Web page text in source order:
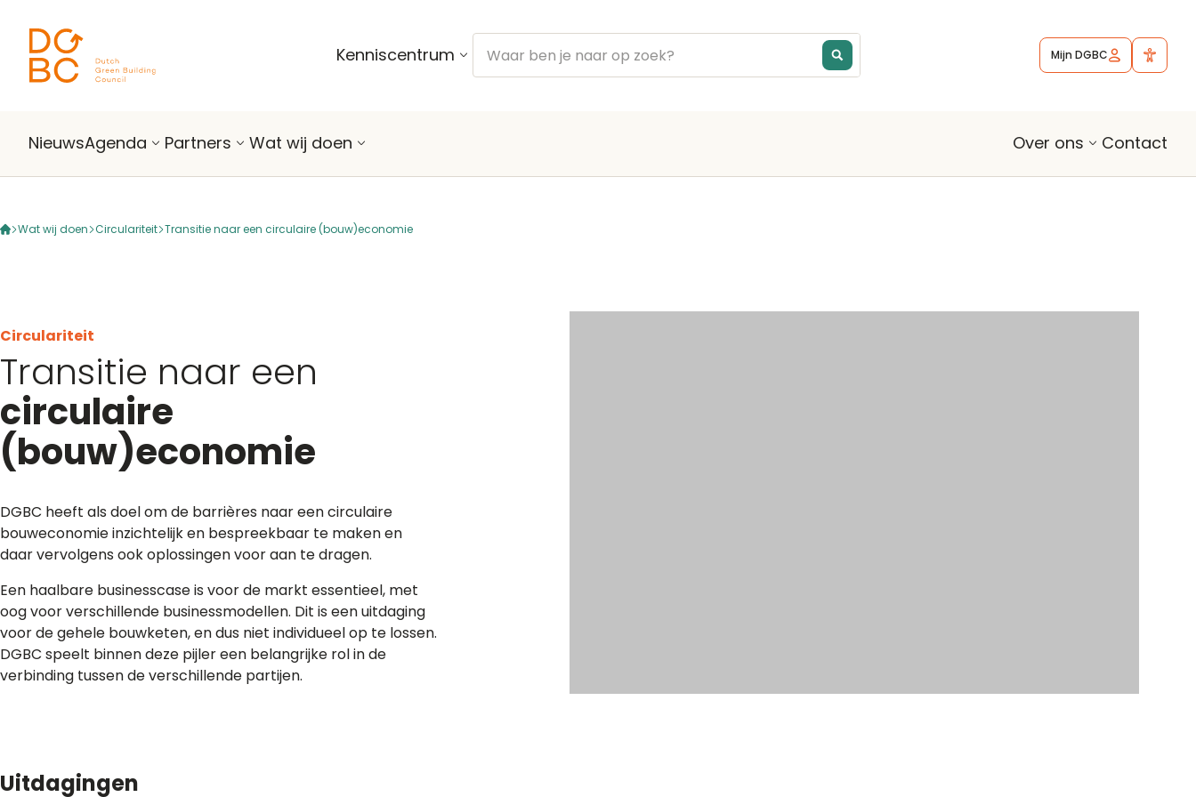
Kenniscentrum Mijn DGBC
NieuwsAgenda Partners Wat wij doen Over ons Contact
Wat wij doen Circulariteit Transitie naar een circulaire (bouw)economie
Circulariteit
Transitie naar een
circulaire
(bouw)economie
DGBC heeft als doel om de barrières naar een circulaire
bouweconomie inzichtelijk en bespreekbaar te maken en
daar vervolgens ook oplossingen voor aan te dragen.
Een haalbare businesscase is voor de markt essentieel, met
oog voor verschillende businessmodellen. Dit is een uitdaging
voor de gehele bouwketen, en dus niet individueel op te lossen.
DGBC speelt binnen deze pijler een belangrijke rol in de
verbinding tussen de verschillende partijen.
Uitdagingen